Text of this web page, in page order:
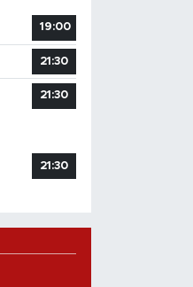
19:00
21:30
21:30
21:30